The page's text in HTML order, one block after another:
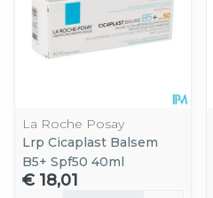
La Roche Posay
Lrp Cicaplast Balsem
B5+ Spf50 40ml
€ 18,01